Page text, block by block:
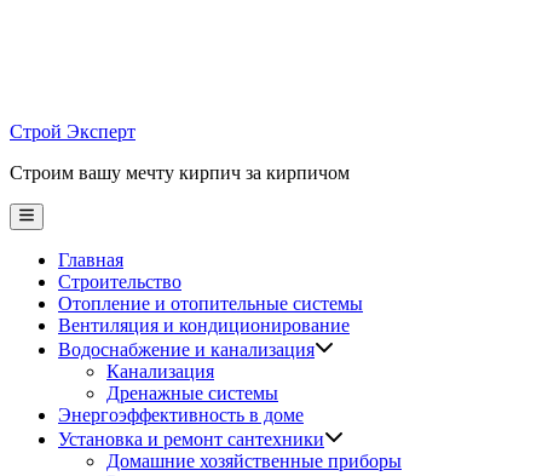
Строй Эксперт
Строим вашу мечту кирпич за кирпичом
Main
Menu
Главная
Строительство
Отопление и отопительные системы
Вентиляция и кондиционирование
Водоснабжение и канализация
Канализация
Дренажные системы
Энергоэффективность в доме
Установка и ремонт сантехники
Домашние хозяйственные приборы